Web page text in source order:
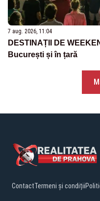
7 aug. 2026, 11:04
DESTINAȚII DE
București și în țară
ContactTermeni și condiții